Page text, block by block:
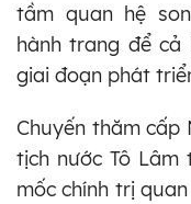
tầm quan hệ
hành trang để
giai đoạn phát
Chuyến thăm cấp
tịch nước Tô
mốc chính trị